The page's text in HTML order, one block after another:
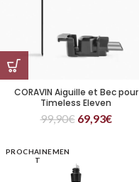
CORAVIN Aiguille et Bec pour
Timeless Eleven
99,90€ 69,93€
PROCHAINEMEN
T